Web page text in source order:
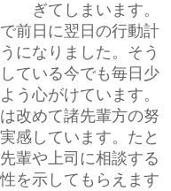
ぎてしまいます。
前日に翌日の行動計
になりました。そう
ている今でも毎日少
う心がけています。
改めて諸先輩方の努
感しています。たと
輩や上司に相談する
を示してもらえます